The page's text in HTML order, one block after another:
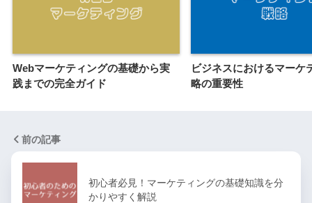
Webマーケティングの基礎から実
践までの完全ガイド
ビジネスにおけるマーケ
略の重要性
前の記事
初心者必見！マーケティングの基礎知識を分
かりやすく解説